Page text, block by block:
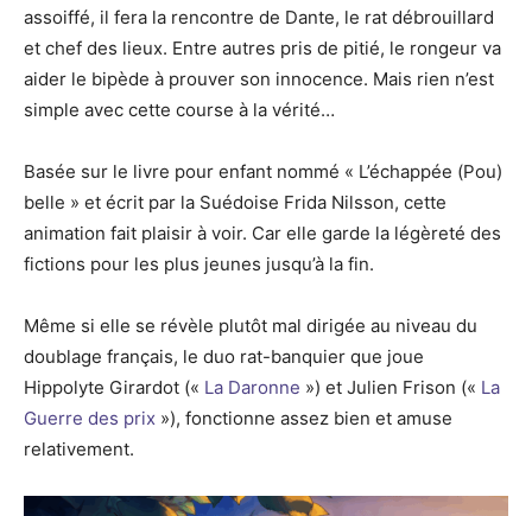
assoiffé, il fera la rencontre de Dante, le rat débrouillard
et chef des lieux. Entre autres pris de pitié, le rongeur va
aider le bipède à prouver son innocence. Mais rien n’est
simple avec cette course à la vérité…
Basée sur le livre pour enfant nommé « L’échappée (Pou)
belle » et écrit par la Suédoise Frida Nilsson, cette
animation fait plaisir à voir. Car elle garde la légèreté des
fictions pour les plus jeunes jusqu’à la fin.
Même si elle se révèle plutôt mal dirigée au niveau du
doublage français, le duo rat-banquier que joue
Hippolyte Girardot (« La Daronne ») et Julien Frison (« La
Guerre des prix »), fonctionne assez bien et amuse
relativement.